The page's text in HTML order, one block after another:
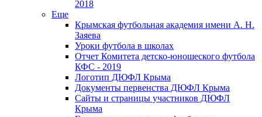
2018
Еще
Крымская футбольная академия имени А. Н.
Заяева
Уроки футбола в школах
Отчет Комитета детско-юношеского футбола
КФС - 2019
Логотип ДЮФЛ Крыма
Документы первенства ДЮФЛ Крыма
Сайты и страницы участников ДЮФЛ
Крыма